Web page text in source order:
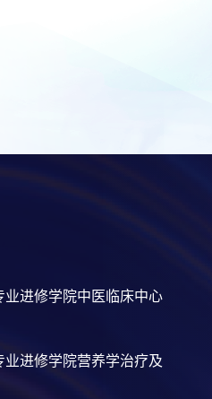
业进修学院中医临床中心
业进修学院营养学治疗及